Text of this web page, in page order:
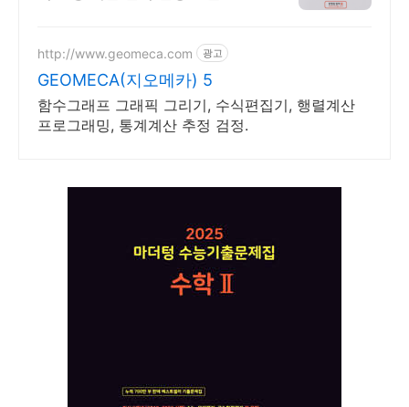
http://www.geomeca.com 광고
GEOMECA(지오메카) 5
함수그래프 그래픽 그리기, 수식편집기, 행렬계산
프로그래밍, 통계계산 추정 검정.